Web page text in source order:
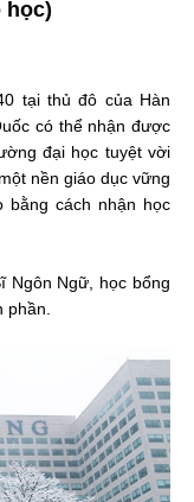
học)
tại thủ đô của Hàn
có thể nhận được
đại học tuyệt vời
nền giáo dục vững
bằng cách nhận học
Ngôn Ngữ, học bổng